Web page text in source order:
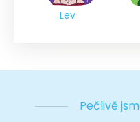
Lev
Pečlivě